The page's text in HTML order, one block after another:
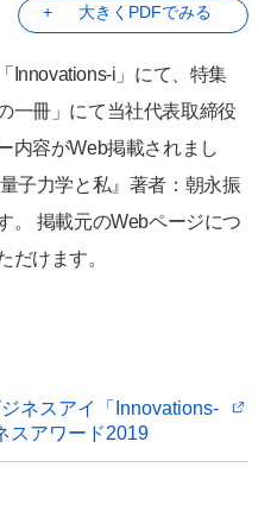
大きくPDFでみる
Innovations-i」にて、特集
一冊」にて当社代表取締役
内容がWeb掲載されまし
子力学と私』著者：朝永振
。 掲載元のWebページにつ
だけます。
ネスアイ「Innovations-
スアワード2019